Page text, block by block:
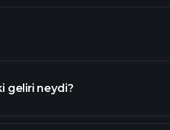
geliri neydi?